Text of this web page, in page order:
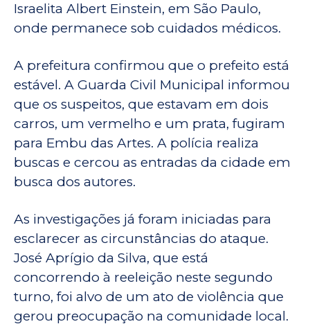
Israelita Albert Einstein, em São Paulo,
onde permanece sob cuidados médicos.
A prefeitura confirmou que o prefeito está
estável. A Guarda Civil Municipal informou
que os suspeitos, que estavam em dois
carros, um vermelho e um prata, fugiram
para Embu das Artes. A polícia realiza
buscas e cercou as entradas da cidade em
busca dos autores.
As investigações já foram iniciadas para
esclarecer as circunstâncias do ataque.
José Aprígio da Silva, que está
concorrendo à reeleição neste segundo
turno, foi alvo de um ato de violência que
gerou preocupação na comunidade local.